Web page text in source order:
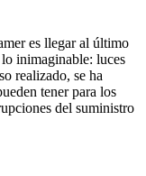
es llegar al último
inimaginable: luces
realizado, se ha
tener para los
del suministro